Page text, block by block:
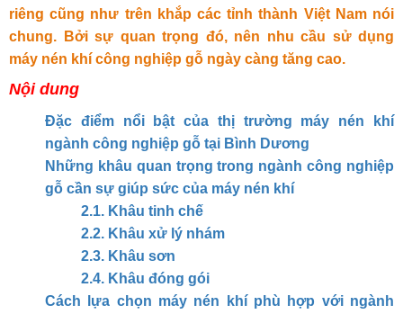
riêng cũng như trên khắp các tỉnh thành Việt Nam nói
chung. Bởi sự quan trọng đó, nên nhu cầu sử dụng
máy nén khí công nghiệp gỗ ngày càng tăng cao.
Nội dung
Đặc điểm nổi bật của thị trường máy nén khí
ngành công nghiệp gỗ tại Bình Dương
Những khâu quan trọng trong ngành công nghiệp
gỗ cần sự giúp sức của máy nén khí
2.1. Khâu tinh chế
2.2. Khâu xử lý nhám
2.3. Khâu sơn
2.4. Khâu đóng gói
Cách lựa chọn máy nén khí phù hợp với ngành